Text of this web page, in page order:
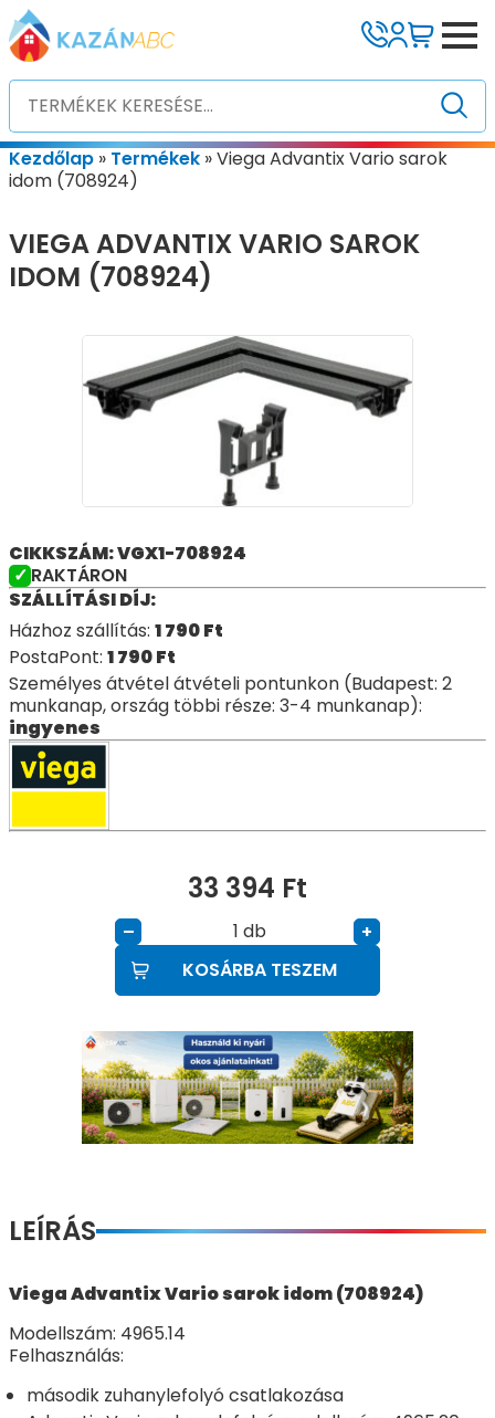
Kezdőlap » Termékek »Viega Advantix Vario sarok
idom (708924)
VIEGA ADVANTIX VARIO SAROK
IDOM (708924)
CIKKSZÁM: VGX1-708924
RAKTÁRON
SZÁLLÍTÁSI DÍJ:
Házhoz szállítás: 1 790Ft
PostaPont: 1 790Ft
Személyes átvétel átvételi pontunkon (Budapest: 2
munkanap, ország többi része: 3-4 munkanap):
ingyenes
33 394 Ft
– db
+
KOSÁRBA TESZEM
LEÍRÁS
Viega Advantix Vario sarok idom (708924)
Modellszám: 4965.14
Felhasználás:
második zuhanylefolyó csatlakozása